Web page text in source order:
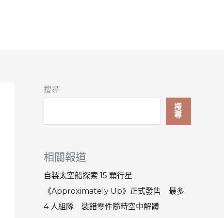
搜尋
搜
尋
相關報道
自製太空船探索 15 顆行星
《Approximately Up》正式發售 最多
4 人組隊 裝錯零件隨時空中解體